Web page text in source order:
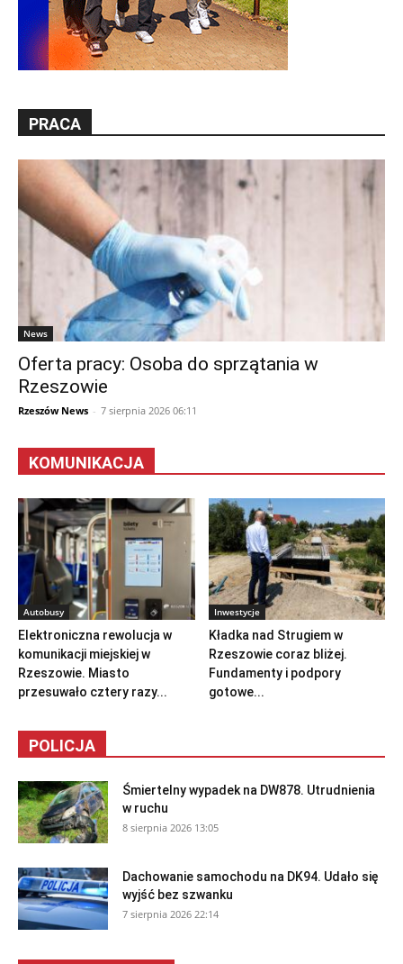
PRACA
News
Oferta pracy: Osoba do sprzątania w
Rzeszowie
Rzeszów News - 7 sierpnia 2026 06:11
KOMUNIKACJA
Autobusy
Elektroniczna rewolucja w
komunikacji miejskiej w
Rzeszowie. Miasto
przesuwało cztery razy...
Inwestycje
Kładka nad Strugiem w
Rzeszowie coraz bliżej.
Fundamenty i podpory
gotowe...
POLICJA
Śmiertelny wypadek na DW878. Utrudnienia
w ruchu
8 sierpnia 2026 13:05
Dachowanie samochodu na DK94. Udało się
wyjść bez szwanku
7 sierpnia 2026 22:14